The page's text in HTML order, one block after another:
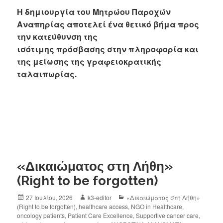
Η δημιουργία του Μητρώου Παροχών
Αναπηρίας αποτελεί ένα θετικό βήμα προς
την κατεύθυνση της
ισότιμης πρόσβασης στην πληροφορία και
της μείωσης της γραφειοκρατικής
ταλαιπωρίας.
«Δικαιώματος στη Λήθη»
(Right to be forgotten)
27 Ιουλίου, 2026 k3-editor
«Δικαιώματος στη Λήθη»
(Right to be forgotten),healthcare access, NGO in Healthcare,
oncology patients, Patient Care Excellence,Supportive cancer care,